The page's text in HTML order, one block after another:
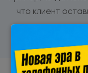
что клиент